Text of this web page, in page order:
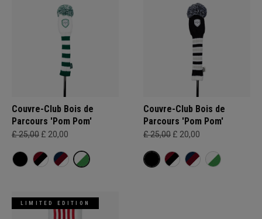
Couvre-Club Bois de
Parcours 'Pom Pom'
£ 25,00 £ 20,00
Couvre-Club Bois de
Parcours 'Pom Pom'
£ 25,00 £ 20,00
LIMITED EDITION